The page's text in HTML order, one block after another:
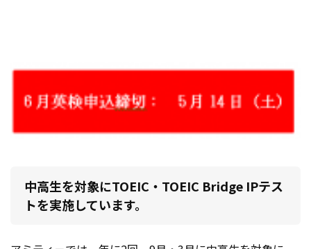
中高生を対象にTOEIC・TOEIC Bridge IPテス
トを実施しています。